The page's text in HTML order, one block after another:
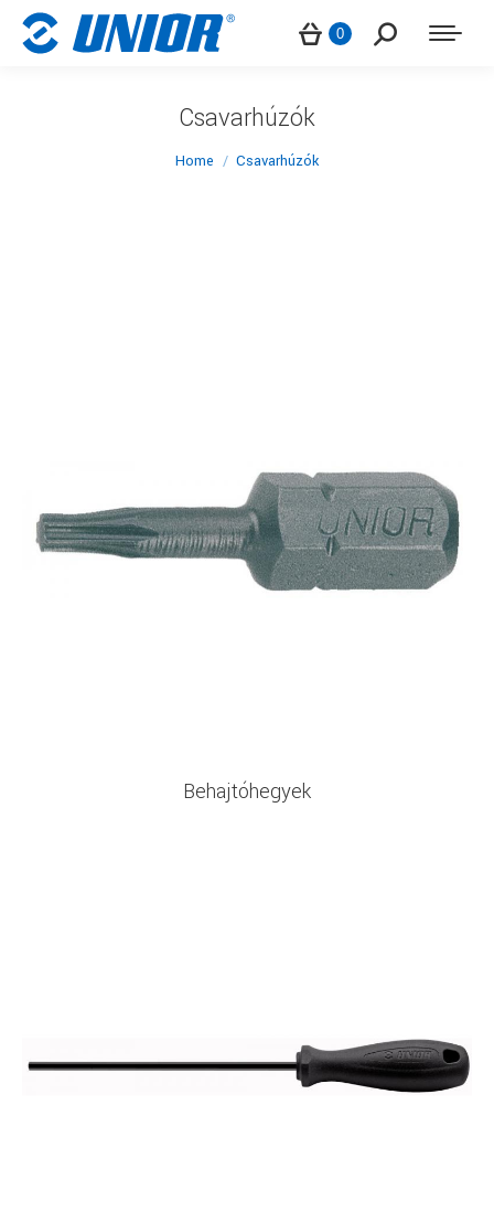
0 Search:
Csavarhúzók
You are here:
Home Csavarhúzók
Behajtóhegyek